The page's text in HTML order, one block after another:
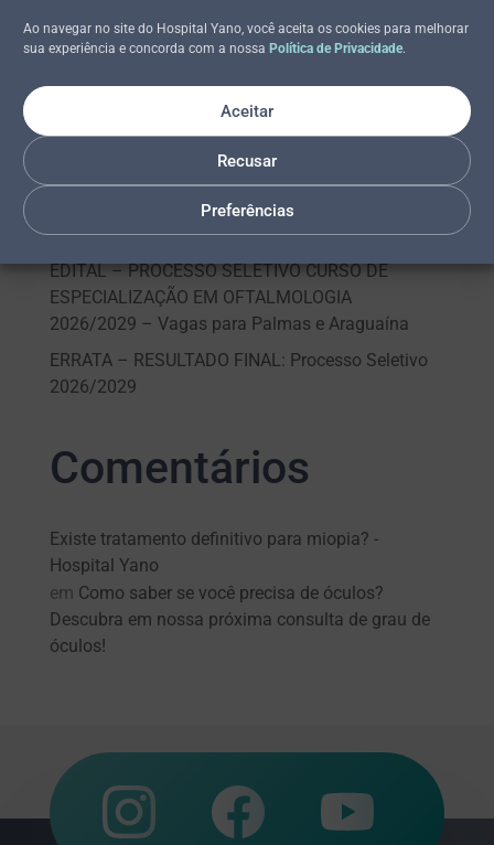
Ao navegar no site do Hospital Yano, você aceita os cookies para melhorar
sua experiência e concorda com a nossa Política de Privacidade.
Aceitar
Recusar
Preferências
Especialização em Oftalmologia 2026/2029
Curso de Especialização em
Oftalmologia 2026/2029
INSCRIÇÕES HOMOLOGADAS: Processo Seletivo
Curso de Especialização em
Oftalmologia 2026/2029 – Vagas para Palmas e
Araguaína
EDITAL – PROCESSO SELETIVO CURSO DE
ESPECIALIZAÇÃO EM OFTALMOLOGIA
2026/2029 – Vagas para Palmas e Araguaína
ERRATA – RESULTADO FINAL: Processo Seletivo
2026/2029
Comentários
Existe tratamento definitivo para miopia? -
Hospital Yano
em Como saber se você precisa de óculos?
Descubra em nossa próxima consulta de grau de
óculos!